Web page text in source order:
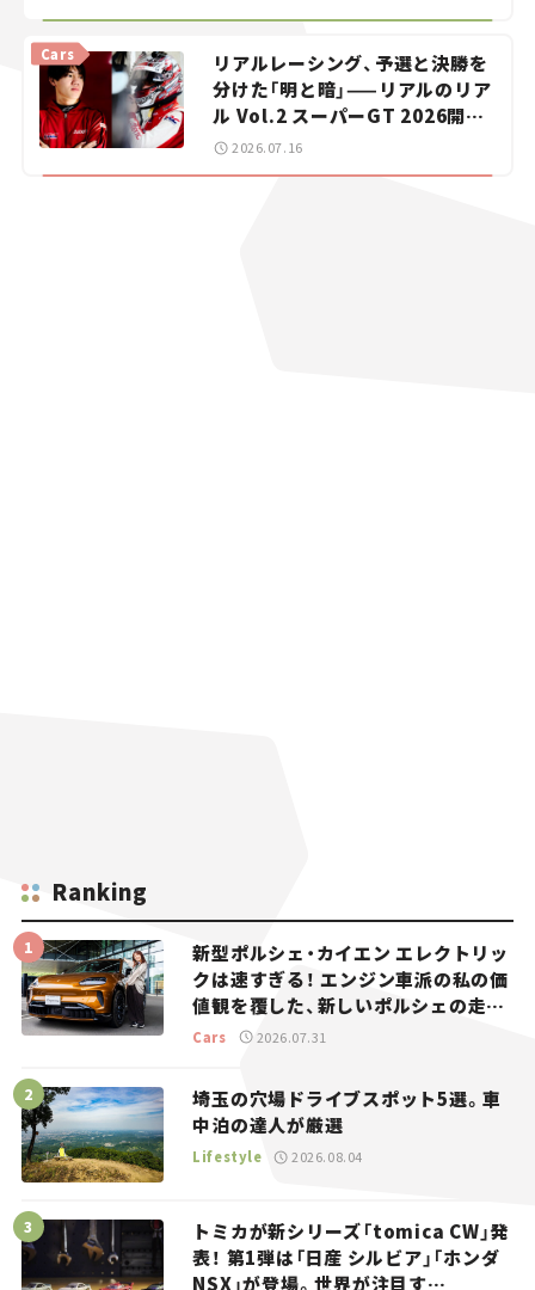
リアルレーシング、予選と決勝を
分けた「明と暗」——リアルのリア
ル Vol.2 スーパーGT 2026開幕
戦 岡山国際サーキット
Cars
2026.07.16
Ranking
新型ポルシェ・カイエン エレクトリッ
クは速すぎる！ エンジン車派の私の価
値観を覆した、新しいポルシェの走
り。
Cars 2026.07.31
埼玉の穴場ドライブスポット5選。車
中泊の達人が厳選
Lifestyle 2026.08.04
トミカが新シリーズ「tomica CW」発
表！ 第1弾は「日産 シルビア」「ホンダ
NSX」が登場。世界が注目す